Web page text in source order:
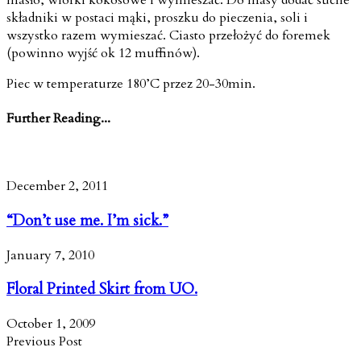
składniki w postaci mąki, proszku do pieczenia, soli i
wszystko razem wymieszać. Ciasto przełożyć do foremek
(powinno wyjść ok 12 muffinów).
Piec w temperaturze 180’C przez 20-30min.
Further Reading...
December 2, 2011
“Don’t use me. I’m sick.”
January 7, 2010
Floral Printed Skirt from UO.
October 1, 2009
Previous Post